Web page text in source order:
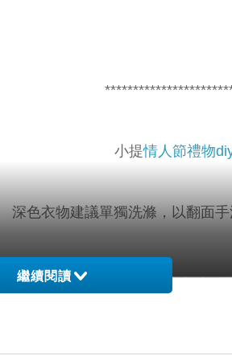
小提情人節禮物
深色衣物建議單獨洗滌，以翻面
材質彈
繼續閱讀